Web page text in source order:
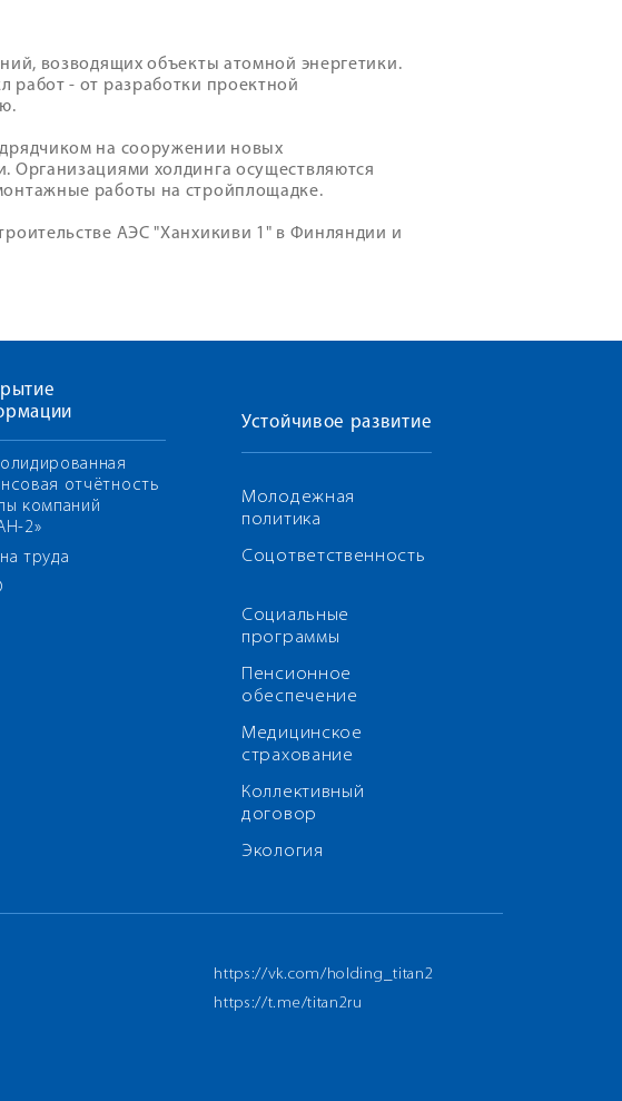
возводящих объекты атомной энергетики.
- от разработки проектной
на сооружении новых
Организациями холдинга осуществляются
работы на стройплощадке.
АЭС "Ханхикиви 1" в Финляндии и
отчётность
компаний
2»
труда
Устойчивое развитие
Молодежная
политика
Соцответственность
Социальные
программы
Пенсионное
обеспечение
Медицинское
страхование
Коллективный
договор
Экология
https://vk.com/holding_titan2
https://t.me/titan2ru